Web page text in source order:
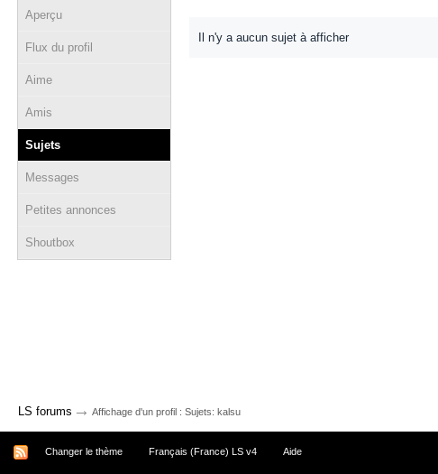
Aperçu
Flux du profil
Aime
Amis
Sujets
Messages
Petites annonces
Shoutbox
Il n'y a aucun sujet à afficher
LS forums → Affichage d'un profil : Sujets: kalsu
Changer le thème Français (France) LS v4 Aide